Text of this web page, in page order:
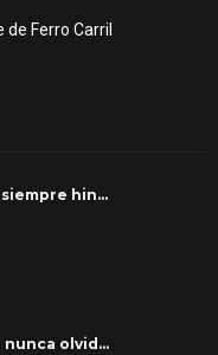
Ferro Carril
siempre hin…
nunca olvid…